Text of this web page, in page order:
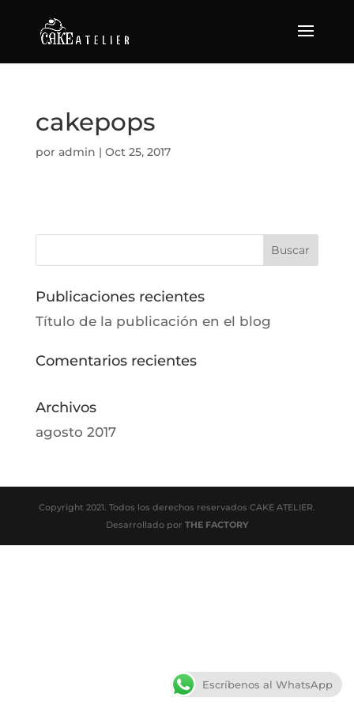
cakepops
por admin | Oct 25, 2017
Publicaciones recientes
Título de la publicación en el blog
Comentarios recientes
Archivos
agosto 2017
Copyright 2021. Todos los derechos reservados CAKE ATELIER.
Desarrollado por THE FACTORY
Escríbenos al WhatsApp